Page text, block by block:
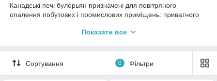
Канадські печі булерьян призначені для повітряного
опалення побутових і промислових приміщень: приватного
гаража, складу або офісу.
Виготовлення печі зі сталі товщиною 4 мм.
Показати все
Сортування 0 Фільтри